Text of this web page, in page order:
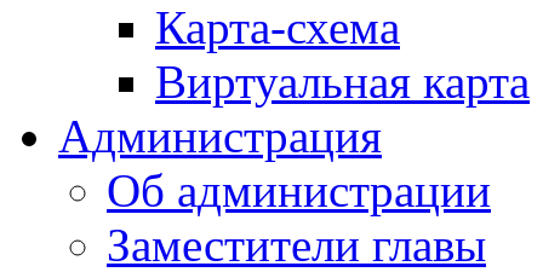
Карта-схема
Виртуальная карта
Администрация
Об администрации
Заместители главы